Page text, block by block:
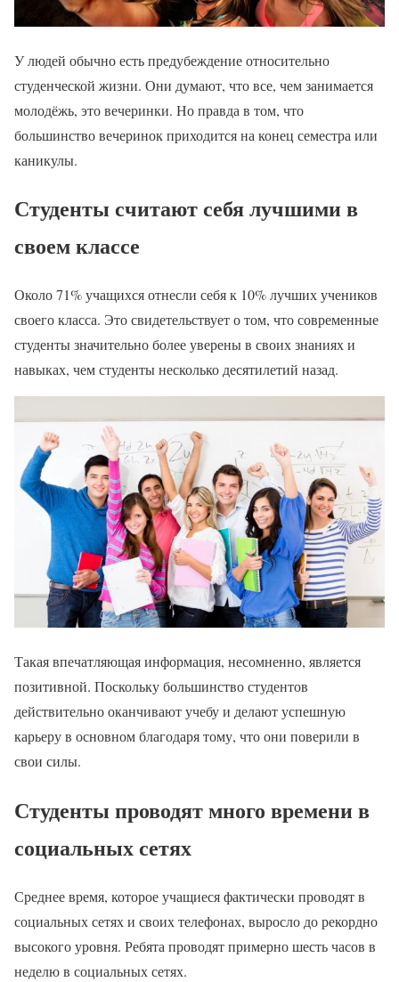
У людей обычно есть предубеждение относительно
студенческой жизни. Они думают, что все, чем занимается
молодёжь, это вечеринки. Но правда в том, что
большинство вечеринок приходится на конец семестра или
каникулы.
Студенты считают себя лучшими в
своем классе
Около 71% учащихся отнесли себя к 10% лучших учеников
своего класса. Это свидетельствует о том, что современные
студенты значительно более уверены в своих знаниях и
навыках, чем студенты несколько десятилетий назад.
Такая впечатляющая информация, несомненно, является
позитивной. Поскольку большинство студентов
действительно оканчивают учебу и делают успешную
карьеру в основном благодаря тому, что они поверили в
свои силы.
Студенты проводят много времени в
социальных сетях
Среднее время, которое учащиеся фактически проводят в
социальных сетях и своих телефонах, выросло до рекордно
высокого уровня. Ребята проводят примерно шесть часов в
неделю в социальных сетях.